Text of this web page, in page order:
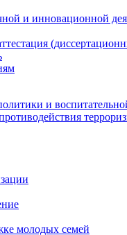
и инновационной
и
молодых семей